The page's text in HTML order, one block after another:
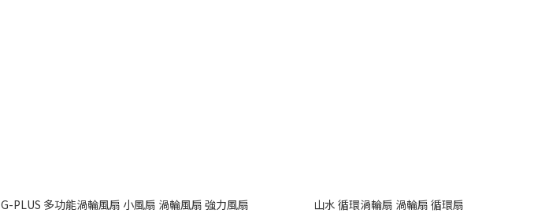
G-PLUS 多功能渦輪風扇 小風扇 渦輪風扇 強力風扇 山水 循環渦輪扇 渦輪扇 循環扇